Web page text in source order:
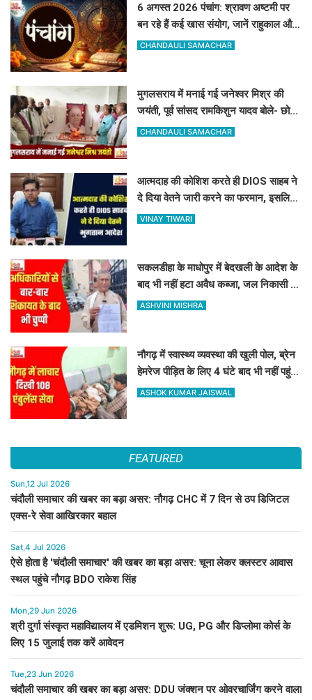
6 अगस्त 2026 पंचांग: श्रावण अष्टमी पर
बन रहे हैं कई खास संयोग, जानें राहुकाल और
अभिजीत मुहूर्त का सटीक समय
CHANDAULI SAMACHAR
मुगलसराय में मनाई गई जनेश्वर मिश्र की
जयंती, पूर्व सांसद रामकिशुन यादव बोले- छोटे
लोहिया के विचार आज भी प्रासंगिक
CHANDAULI SAMACHAR
आत्मदाह की कोशिश करते ही DIOS साहब ने
दे दिया वेतने जारी करने का फरमान, इसलिए
रोकी थी सैलरी
VINAY TIWARI
सकलडीहा के माधोपुर में बेदखली के आदेश के
बाद भी नहीं हटा अवैध कब्जा, जल निकासी बंद
होने से किसानों में भारी रोष
ASHVINI MISHRA
नौगढ़ में स्वास्थ्य व्यवस्था की खुली पोल, ब्रेन
हेमरेज पीड़ित के लिए 4 घंटे बाद भी नहीं पहुंची
108 एंबुलेंस
ASHOK KUMAR JAISWAL
FEATURED
Sun,12 Jul 2026
चंदौली समाचार की खबर का बड़ा असर: नौगढ़ CHC में 7 दिन से ठप डिजिटल
एक्स-रे सेवा आखिरकार बहाल
Sat,4 Jul 2026
ऐसे होता है 'चंदौली समाचार' की खबर का बड़ा असर: चूना लेकर क्लस्टर आवास
स्थल पहुंचे नौगढ़ BDO राकेश सिंह
Mon,29 Jun 2026
श्री दुर्गा संस्कृत महाविद्यालय में एडमिशन शुरू: UG, PG और डिप्लोमा कोर्स के
लिए 15 जुलाई तक करें आवेदन
Tue,23 Jun 2026
चंदौली समाचार की खबर का बड़ा असर: DDU जंक्शन पर ओवरचार्जिंग करने वाला